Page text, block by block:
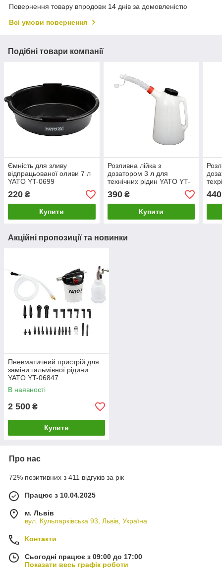
Повернення товару впродовж 14 днів за домовленістю
Всі умови повернення
Подібні товари компанії
Ємність для зливу
відпрацьованої оливи 7 л
YATO YT-0699
220 ₴
Купити
Розливна лійка з
дозатором 3 л для
технічних рідин YATO YT-
06983
390₴
Купити
440
Акційні пропозиції та новинки
Пневматичний пристрій для
заміни гальмівної рідини
YATO YT-06847
В наявності
2 500 ₴
Купити
Про нас
72% позитивних з 411 відгуків за рік
Працює з 10.04.2025
м. Львів
вул. Кульпарківська 93, Львів, Україна
Контакти
Сьогодні працює з 09:00 до 17:00
Показати весь графік роботи